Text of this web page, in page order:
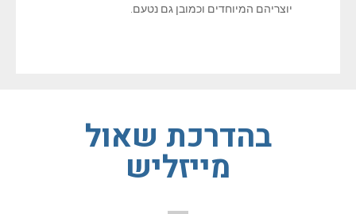
יוצריהם המיוחדים וכמובן גם נטעם.
בהדרכת שאול
מייזליש